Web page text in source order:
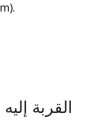
القربة